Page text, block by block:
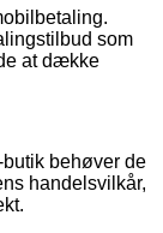
som
at dække
behøver de
handelsvilkår,